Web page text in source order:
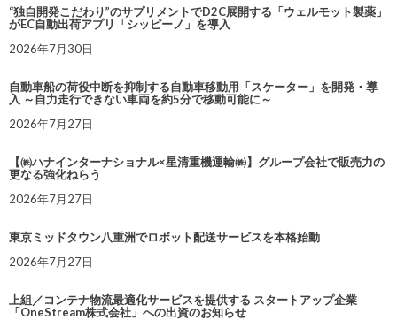
“独自開発こだわり”のサプリメントでD2C展開する「ウェルモット製薬」
がEC自動出荷アプリ「シッピーノ」を導入
2026年7月30日
自動車船の荷役中断を抑制する自動車移動用「スケーター」を開発・導
入 ～自力走行できない車両を約5分で移動可能に～
2026年7月27日
【㈱ハナインターナショナル×星清重機運輸㈱】グループ会社で販売力の
更なる強化ねらう
2026年7月27日
東京ミッドタウン八重洲でロボット配送サービスを本格始動
2026年7月27日
上組／コンテナ物流最適化サービスを提供する スタートアップ企業
「OneStream株式会社」への出資のお知らせ